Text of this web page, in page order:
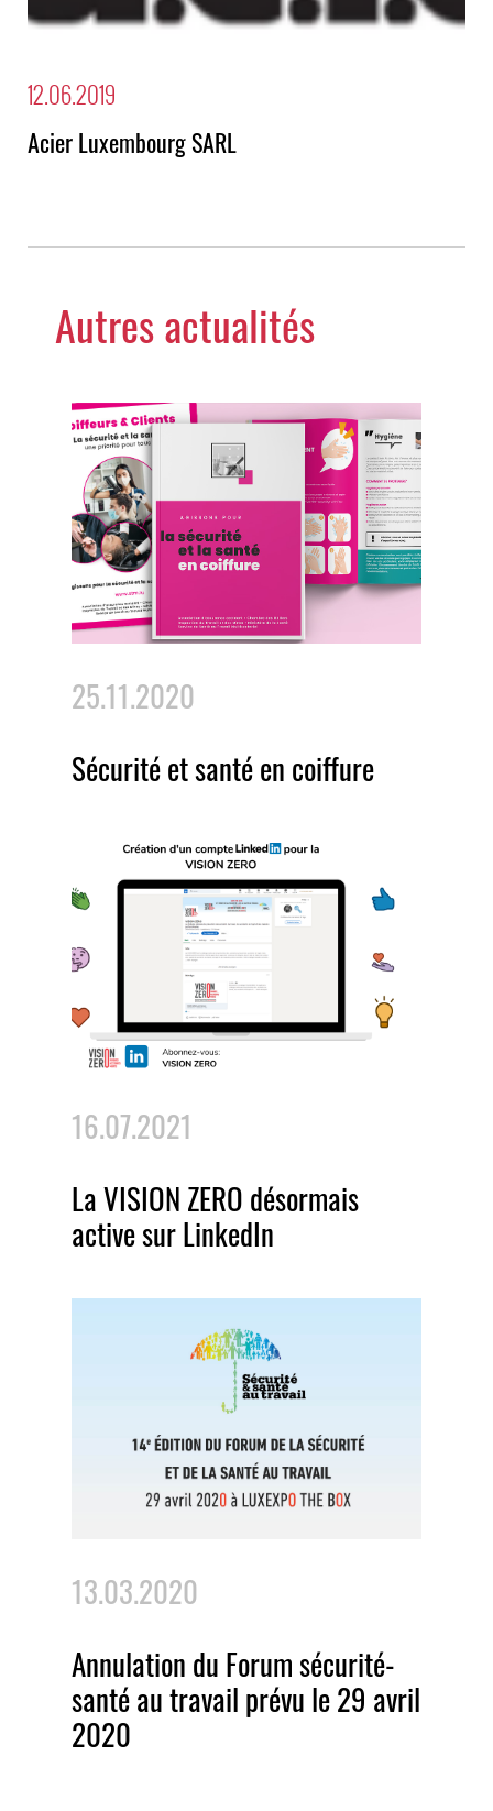
12.06.2019
Acier Luxembourg SARL
Autres actualités
25.11.2020
Sécurité et santé en coiffure
16.07.2021
La VISION ZERO désormais
active sur LinkedIn
13.03.2020
Annulation du Forum sécurité-
santé au travail prévu le 29 avril
2020